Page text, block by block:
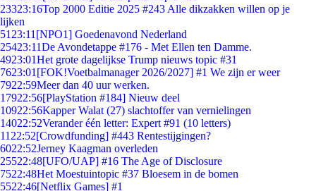
23323:16Top 2000 Editie 2025 #243 Alle dikzakken willen op je
lijken
51 23:11 [NPO1] Goedenavond Nederland
25423:11De Avondetappe #176 - Met Ellen ten Damme.
4923:01Het grote dagelijkse Trump nieuws topic #31
7623:01 [FOK!Voetbalmanager 2026/2027] #1 We zijn er weer
7922:59Meer dan 40 uur werken.
17922:56[PlayStation #184] Nieuw deel
10922:56Kapper Walat (27) slachtoffer van vernielingen
14022:52Verander één letter: Expert #91 (10 letters)
11 22:52[Crowdfunding] #443 Rentestijgingen?
6022:52Jerney Kaagman overleden
25522:48[UFO/UAP] #16 The Age of Disclosure
7522:48Het Moestuintopic #37 Bloesem in de bomen
5522:46[Netflix Games] #1